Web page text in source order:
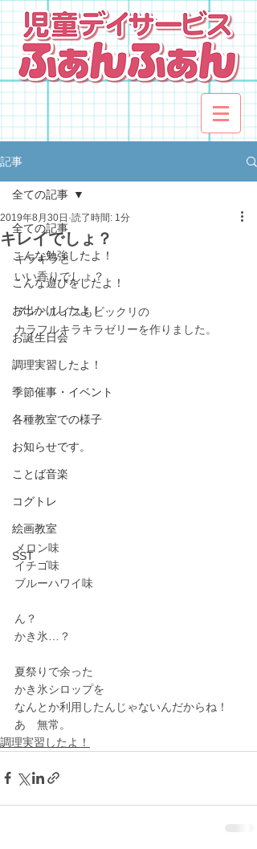
記事
全ての記事
こんな勉強したよ！
こんな遊びをしたよ！
お出かけしたよ！
お誕生日会
調理実習したよ！
季節催事・イベント
各種教室での様子
お知らせです。
ことば音楽
コグトレ
絵画教室
SST
全ての記事
キレイでしょ？
2019年8月30日 読了時間: 1分
キラキラと
いい香りでしょ？
アン・ルイスもビックリの
カラフルキラキラゼリーを作りました。
メロン味
イチゴ味
ブルーハワイ味
ん？
かき氷…？
夏祭りで余った
かき氷シロップを
なんとか利用したんじゃないんだからね！
あゝ無常。
調理実習したよ！